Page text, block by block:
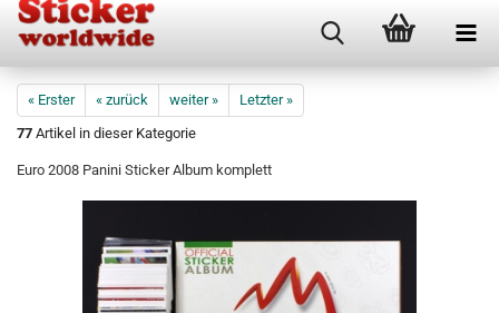
« Erster « zurück weiter »
Letzter »
77 Artikel in dieser Kategorie
Euro 2008 Panini Sticker Album komplett